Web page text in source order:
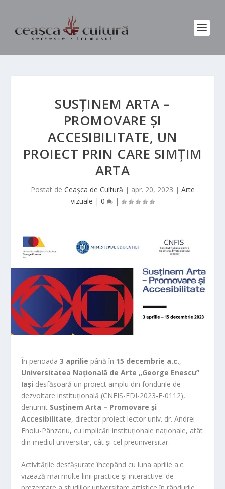
SUSȚINEM ARTA –
PROMOVARE ȘI
ACCESIBILITATE, UN
PROIECT PRIN CARE SIMȚIM
ARTA
Postat de Ceașca de Cultură | apr. 20, 2023 | Arte
vizuale | 0 |
În perioada3 aprilie până în 15 decembrie a.c.,
Universitatea Națională de Arte „George Enescu”
Iași desfășoară un proiect amplu din fondurile de
dezvoltare instituțională (CNFIS-FDI-2023-F-0112),
denumit Susținem Arta – Promovare și
Accesibilitate, director proiect lector univ. dr. Andrei
Enoiu-Pânzariu, cu implicări instituționale naționale, atât
din mediul universitar, cât și cel preuniversitar.
Activitățile desfășurate începând cu luna aprilie a.c.
vizează mai multe linii practice și interactive: de